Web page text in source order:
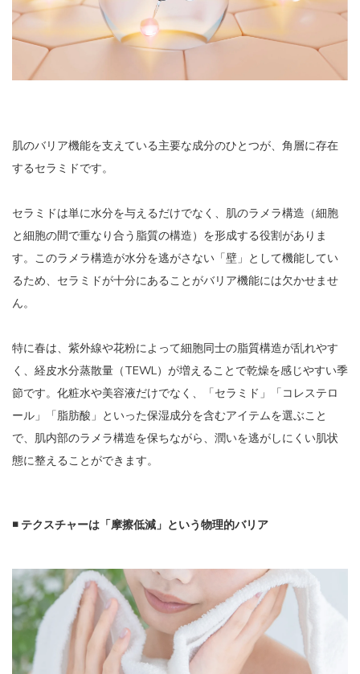
肌のバリア機能を支えている主要な成分のひとつが、角層に存在
するセラミドです。
セラミドは単に水分を与えるだけでなく、肌のラメラ構造（細胞
と細胞の間で重なり合う脂質の構造）を形成する役割がありま
す。このラメラ構造が水分を逃がさない「壁」として機能してい
るため、セラミドが十分にあることがバリア機能には欠かせませ
ん。
特に春は、紫外線や花粉によって細胞同士の脂質構造が乱れやす
く、経皮水分蒸散量（TEWL）が増えることで乾燥を感じやすい季
節です。化粧水や美容液だけでなく、「セラミド」「コレステロ
ール」「脂肪酸」といった保湿成分を含むアイテムを選ぶこと
で、肌内部のラメラ構造を保ちながら、潤いを逃がしにくい肌状
態に整えることができます。
◾️ テクスチャーは「摩擦低減」という物理的バリア